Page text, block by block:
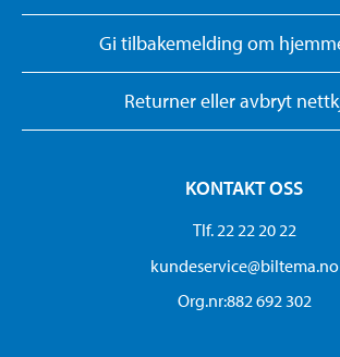
Gi tilbakemelding om
Returner eller avbryt
KONTAKT OSS
Tlf. 22 22 20 22
kundeservice@biltema.no
Org.nr:882 692 302